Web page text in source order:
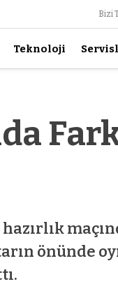
Bizi
Teknoloji
önünde